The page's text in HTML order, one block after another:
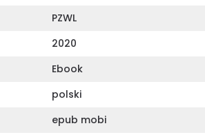
PZWL
2020
Ebook
polski
epub mobi